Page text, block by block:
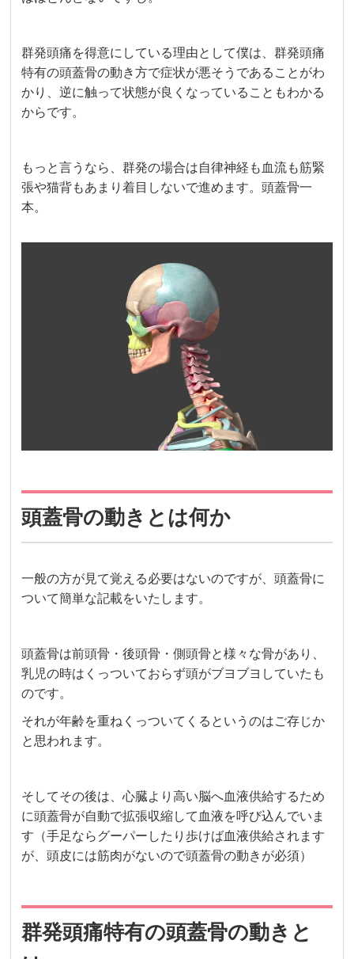
群発頭痛を得意にしている理由として僕は、群発頭痛
特有の頭蓋骨の動き方で症状が悪そうであることがわ
かり、逆に触って状態が良くなっていることもわかる
からです。
もっと言うなら、群発の場合は自律神経も血流も筋緊
張や猫背もあまり着目しないで進めます。頭蓋骨一
本。
頭蓋骨の動きとは何か
一般の方が見て覚える必要はないのですが、頭蓋骨に
ついて簡単な記載をいたします。
頭蓋骨は前頭骨・後頭骨・側頭骨と様々な骨があり、
乳児の時はくっついておらず頭がブヨブヨしていたも
のです。
それが年齢を重ねくっついてくるというのはご存じか
と思われます。
そしてその後は、心臓より高い脳へ血液供給するため
に頭蓋骨が自動で拡張収縮して血液を呼び込んでいま
す（手足ならグーパーしたり歩けば血液供給されます
が、頭皮には筋肉がないので頭蓋骨の動きが必須）
群発頭痛特有の頭蓋骨の動きと